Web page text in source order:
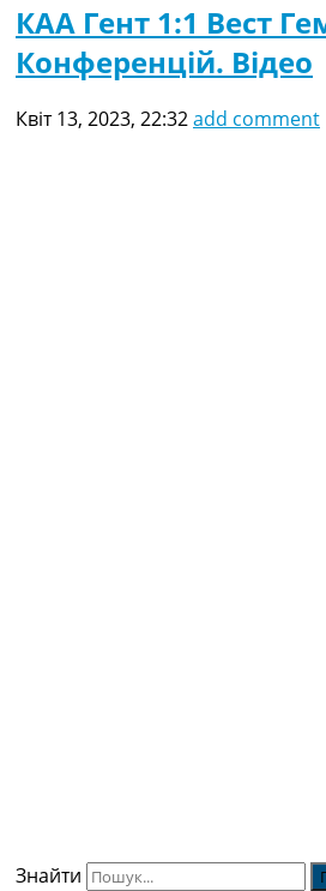
КАА Гент 1:1 Вест
Конференцій. Відео
Квіт 13, 2023, 22:32add comment
Знайти